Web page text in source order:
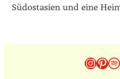
Südostasien und eine